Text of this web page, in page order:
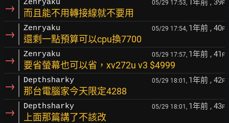
→ Zenryaku 05/29 17:53, 1年前 , 39F
而且能不用轉接線就不要用
→ Zenryaku 05/29 17:54, 1年前 , 40F
還剩一點預算可以cpu換7700
→ Zenryaku 05/29 17:57, 1年前 , 41 F
要省螢幕也可以省，xv272u v3 $4999
→ Depthsharky 05/29 18:01, 1年前 , 42F
那台電腦家今天限定4288
→ Depthsharky 05/29 18:01, 1年前 , 43F
上面那篇講了不該改